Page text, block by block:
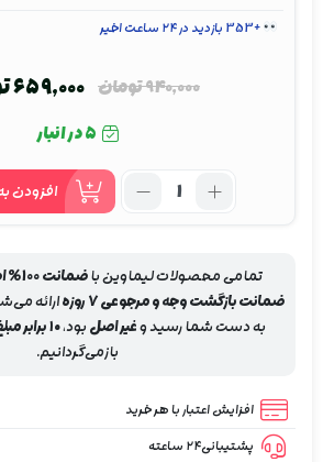
+353 بازدید در ۲۴ ساعت اخیر
940,000تومان
قیمت
اصلی:
940,000
تومان
659,000
قیمت
فعلی:
659,000
تومان.
5 در انبار
تعداد:
اسنس
مدل
صورتی
افزودن
تمامی محصولات لیماوین باضمانت 100% اصالت کالا بوده
ضمانت بازگشت وجه و مرجوعی 7 روزه
ارائه
به دست شما رسید وغیر اصل بود،۱۰برابر
بازمی‌گردانیم.
افزایش اعتبار با هر خرید
پشتیبانی۲۴ ساعته